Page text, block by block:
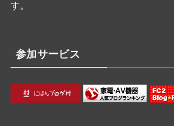
す。
参加サービス